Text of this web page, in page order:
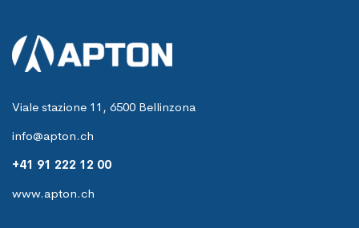
Viale stazione 11, 6500 Bellinzona
info@apton.ch
+41 91 222 12 00
www.apton.ch